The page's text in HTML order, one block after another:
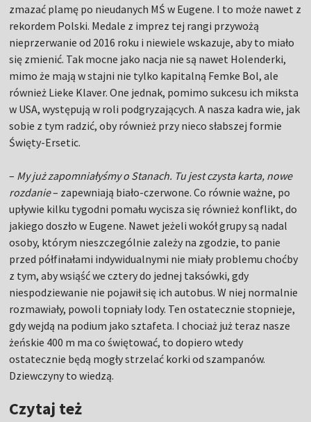
zmazać plamę po nieudanych MŚ w Eugene. I to może nawet z
rekordem Polski. Medale z imprez tej rangi przywożą
nieprzerwanie od 2016 roku i niewiele wskazuje, aby to miało
się zmienić. Tak mocne jako nacja nie są nawet Holenderki,
mimo że mają w stajni nie tylko kapitalną Femke Bol, ale
również Lieke Klaver. One jednak, pomimo sukcesu ich miksta
w USA, występują w roli podgryzających. A nasza kadra wie, jak
sobie z tym radzić, oby również przy nieco słabszej formie
Święty-Ersetic.
– My już zapomniałyśmy o Stanach. Tu jest czysta karta, nowe
rozdanie– zapewniają biało-czerwone. Co równie ważne, po
upływie kilku tygodni pomału wycisza się również konflikt, do
jakiego doszło w Eugene. Nawet jeżeli wokół grupy są nadal
osoby, którym nieszczególnie zależy na zgodzie, to panie
przed półfinałami indywidualnymi nie miały problemu choćby
z tym, aby wsiąść we cztery do jednej taksówki, gdy
niespodziewanie nie pojawił się ich autobus. W niej normalnie
rozmawiały, powoli topniały lody. Ten ostatecznie stopnieje,
gdy wejdą na podium jako sztafeta. I chociaż już teraz nasze
żeńskie 400 m ma co świętować, to dopiero wtedy
ostatecznie będą mogły strzelać korki od szampanów.
Dziewczyny to wiedzą.
Czytaj też